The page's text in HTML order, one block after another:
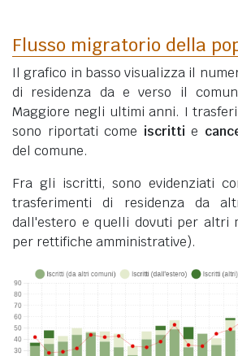
Flusso migratorio della
Il grafico in basso visualizza il
di residenza da e verso il
Maggiore negli ultimi anni. I
sono riportati come iscritti e
del comune.
Fra gli iscritti, sono evidenziati
trasferimenti di residenza da
dall'estero e quelli dovuti per altri
per rettifiche amministrative).